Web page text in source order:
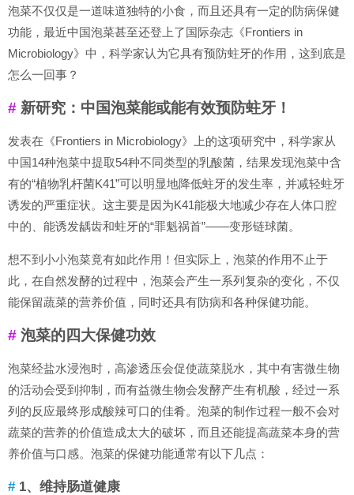
泡菜不仅仅是一道味道独特的小食，而且还具有一定的防病保健
功能，最近中国泡菜甚至还登上了国际杂志《Frontiers in
Microbiology》中，科学家认为它具有预防蛀牙的作用，这到底是
怎么一回事？
新研究：中国泡菜能或能有效预防蛀牙！
发表在《Frontiers in Microbiology》上的这项研究中，科学家从
中国14种泡菜中提取54种不同类型的乳酸菌，结果发现泡菜中含
有的“植物乳杆菌K41”可以明显地降低蛀牙的发生率，并减轻蛀牙
诱发的严重症状。这主要是因为K41能极大地减少存在人体口腔
中的、能诱发龋齿和蛀牙的“罪魁祸首”——变形链球菌。
想不到小小泡菜竟有如此作用！但实际上，泡菜的作用不止于
此，在自然发酵的过程中，泡菜会产生一系列复杂的变化，不仅
能保留蔬菜的营养价值，同时还具有防病和各种保健功能。
泡菜的四大保健功效
泡菜经盐水浸泡时，高渗透压会促使蔬菜脱水，其中有害微生物
的活动会受到抑制，而有益微生物会发酵产生有机酸，经过一系
列的反应最终形成酸辣可口的佳肴。泡菜的制作过程一般不会对
蔬菜的营养的价值造成太大的破坏，而且还能提高蔬菜本身的营
养价值与口感。泡菜的保健功能通常有以下几点：
1、维持肠道健康